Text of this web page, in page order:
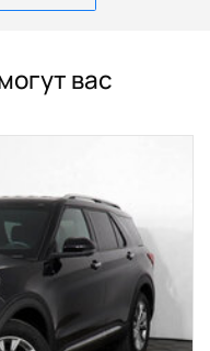
вас